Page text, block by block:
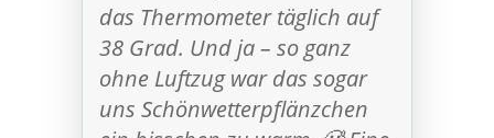
das Thermometer täglich auf
38 Grad. Und ja – so ganz
ohne Luftzug war das sogar
uns Schönwetterpflänzchen